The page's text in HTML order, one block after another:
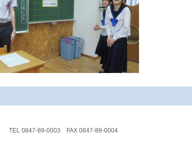
TEL 0847-89-0003 FAX 0847-89-0004